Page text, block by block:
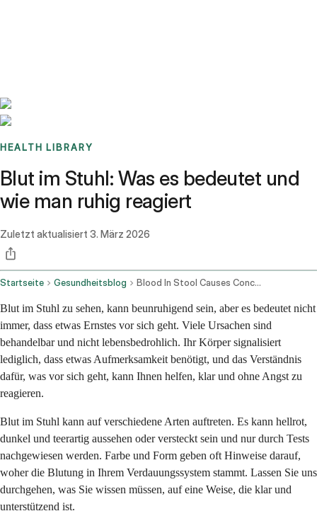
HEALTH LIBRARY
Blut im Stuhl: Was es bedeutet und
wie man ruhig reagiert
Zuletzt aktualisiert 3. März 2026
Startseite Gesundheitsblog Blood In Stool Causes Concerns And When To See A Doctor
Blut im Stuhl zu sehen, kann beunruhigend sein, aber es bedeutet nicht
immer, dass etwas Ernstes vor sich geht. Viele Ursachen sind
behandelbar und nicht lebensbedrohlich. Ihr Körper signalisiert
lediglich, dass etwas Aufmerksamkeit benötigt, und das Verständnis
dafür, was vor sich geht, kann Ihnen helfen, klar und ohne Angst zu
reagieren.
Blut im Stuhl kann auf verschiedene Arten auftreten. Es kann hellrot,
dunkel und teerartig aussehen oder versteckt sein und nur durch Tests
nachgewiesen werden. Farbe und Form geben oft Hinweise darauf,
woher die Blutung in Ihrem Verdauungssystem stammt. Lassen Sie uns
durchgehen, was Sie wissen müssen, auf eine Weise, die klar und
unterstützend ist.